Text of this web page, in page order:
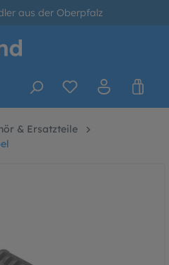
aus der Oberpfalz
Retoure
& Ersatzteile